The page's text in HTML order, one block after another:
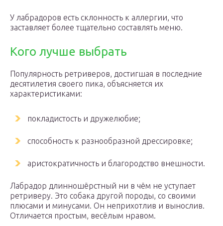
У лабрадоров есть склонность к аллергии, что
заставляет более тщательно составлять меню.
Кого лучше выбрать
Популярность ретриверов, достигшая в последние
десятилетия своего пика, объясняется их
характеристиками:
покладистость и дружелюбие;
способность к разнообразной дрессировке;
аристократичность и благородство внешности.
Лабрадор длинношёрстный ни в чём не уступает
ретриверу. Это собака другой породы, со своими
плюсами и минусами. Он неприхотлив и вынослив.
Отличается простым, весёлым нравом.